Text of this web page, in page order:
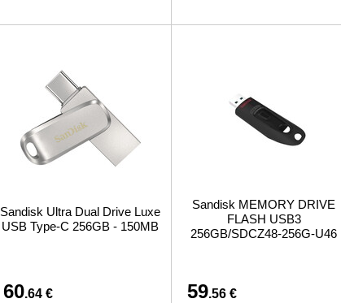
Sandisk Ultra Dual Drive Luxe
USB Type-C 256GB - 150MB
60.64 €
Sandisk MEMORY DRIVE
FLASH USB3
256GB/SDCZ48-256G-U46
59.56 €